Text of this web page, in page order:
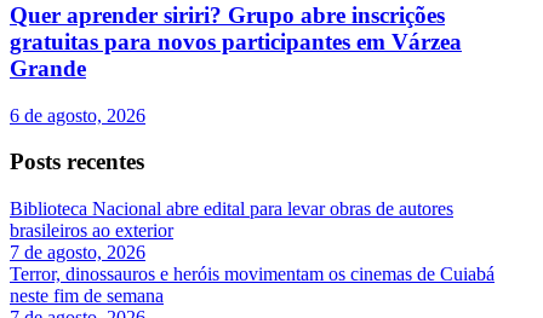
Quer aprender siriri? Grupo abre inscrições
gratuitas para novos participantes em Várzea
Grande
6 de agosto, 2026
Posts recentes
Biblioteca Nacional abre edital para levar obras de autores
brasileiros ao exterior
7 de agosto, 2026
Terror, dinossauros e heróis movimentam os cinemas de Cuiabá
neste fim de semana